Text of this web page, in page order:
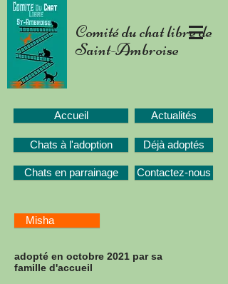
Comité du chat libre de
Saint-Ambroise
Accueil Actualités
Chats à l'adoption
Chats en parrainage
Déjà adoptés
Contactez-nous
Misha
adopté en octobre 2021 par sa
famille d'accueil